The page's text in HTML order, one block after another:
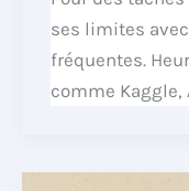
ses limites
fréquentes.
comme Kaggle,